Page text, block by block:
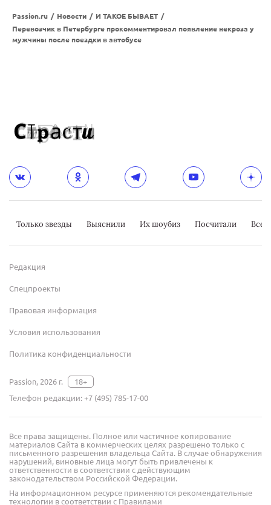
Passion.ru / Новости / И ТАКОЕ БЫВАЕТ /
Перевозчик в Петербурге прокомментировал появление некроза у
мужчины после поездки в автобусе
Только звезды Выяснили Их шоубиз Посчитали
Редакция
Спецпроекты
Правовая информация
Условия использования
Политика конфиденциальности
Passion, 2026 г.
18+
Телефон редакции:+7 (495) 785-17-00
Все права защищены. Полное или частичное копирование
материалов Сайта в коммерческих целях разрешено только с
письменного разрешения владельца Сайта. В случае обнаружения
нарушений, виновные лица могут быть привлечены к
ответственности в соответствии с действующим
законодательством Российской Федерации.
На информационном ресурсе применяются рекомендательные
технологии в соответствии с Правилами